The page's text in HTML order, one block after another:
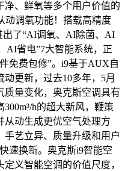
净、鲜氧等多个用户价值的
动调氧功能！搭载高精度
了“AI调氧、AI除菌、AI
AI省电”7大智能系统，正
免费包修”。i9基于AUX自
更新，过去10多年，5月
质量变化，奥克斯空调具有
h的超大新风，鞭策
从动生成更优空气处理方
艺立异、质量升级和用户
速换新。奥克斯i9智能空
义智能空调的价值尺度，